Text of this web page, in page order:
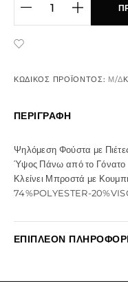
ΚΩΔΙΚΌΣ ΠΡΟΪΌΝΤΟΣ: Μ/Δ
ΠΕΡΙΓΡΑΦΉ
Ψηλόμεση Φούστα με
Ύψος Πάνω από το Γόνατο
Κλείνει Μπροστά με
74%POLYESTER-
ΕΠΙΠΛΈΟΝ